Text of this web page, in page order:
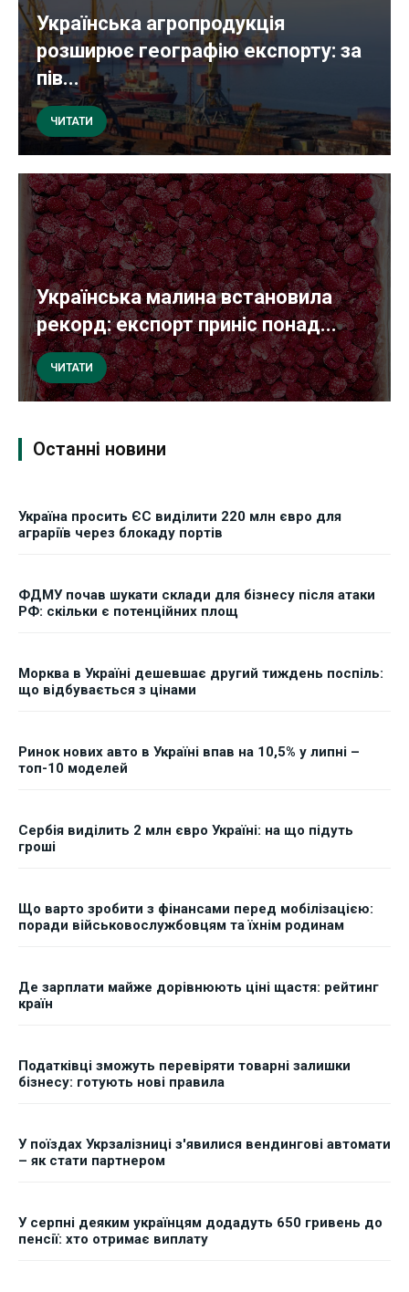
Українська агропродукція
розширює географію експорту: за
пів...
ЧИТАТИ
Українська малина встановила
рекорд: експорт приніс понад...
ЧИТАТИ
Останні новини
Україна просить ЄС виділити 220 млн євро для
аграріїв через блокаду портів
ФДМУ почав шукати склади для бізнесу після атаки
РФ: скільки є потенційних площ
Морква в Україні дешевшає другий тиждень поспіль:
що відбувається з цінами
Ринок нових авто в Україні впав на 10,5% у липні –
топ-10 моделей
Сербія виділить 2 млн євро Україні: на що підуть
гроші
Що варто зробити з фінансами перед мобілізацією:
поради військовослужбовцям та їхнім родинам
Де зарплати майже дорівнюють ціні щастя: рейтинг
країн
Податківці зможуть перевіряти товарні залишки
бізнесу: готують нові правила
У поїздах Укрзалізниці з'явилися вендингові автомати
– як стати партнером
У серпні деяким українцям додадуть 650 гривень до
пенсії: хто отримає виплату